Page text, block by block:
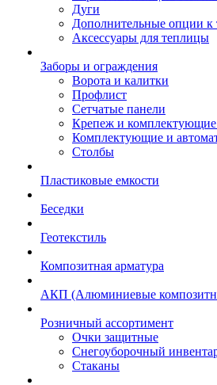
Дуги
Дополнительные опции к
Аксессуары для теплицы
Заборы и ограждения
Ворота и калитки
Профлист
Сетчатые панели
Крепеж и комплектующие
Комплектующие и
Столбы
Пластиковые емкости
Беседки
Геотекстиль
Композитная арматура
АКП (Алюминиевые
Розничный ассортимент
Очки защитные
Снегоуборочный
Стаканы